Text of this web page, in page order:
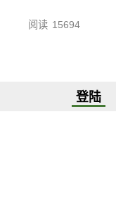
阅读 15694
登陆